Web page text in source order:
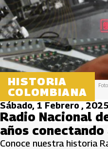
HISTORIA
COLOMBIANA
Sábado, 1 Febrero , 2025
Radio Nacional
años
Conoce nuestra historia